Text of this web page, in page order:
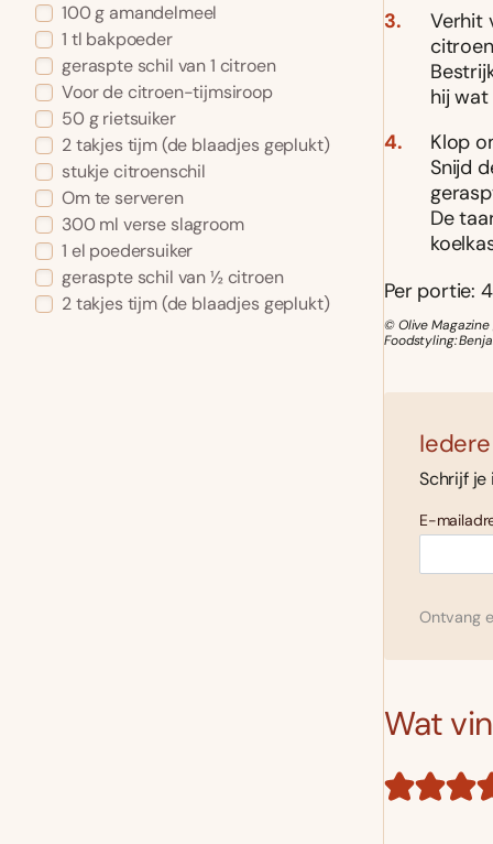
100 g amandelmeel
1 tl bakpoeder
geraspte schil van 1 citroen
Voor de citroen-tijmsiroop
50 g rietsuiker
2 takjes tijm (de blaadjes geplukt)
stukje citroenschil
Om te serveren
300 ml verse slagroom
1 el poedersuiker
geraspte schil van ½ citroen
2 takjes tijm (de blaadjes geplukt)
Verhit
hij
Klop
Snijd
De
Per portie:
© Olive Magazine
Foodstyling:
Schrijf je
E-
Ontvang
Wat